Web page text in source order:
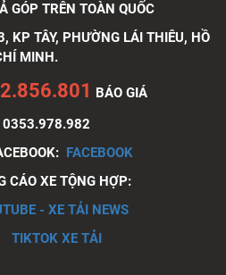
tải Foton 990kg
Xe tải Foton 990kg
GÓP TRÊN TOÀN QUỐC
KP TÂY, PHƯỜNG LÁI THIÊU, HỒ
MINH.
BÁO GIÁ
0353.978.982
FACEBOOK
CÁO XE TỘNG HỢP:
- XE TẢI NEWS
TIKTOK XE TẢI